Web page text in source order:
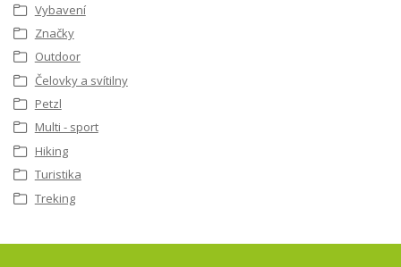
Vybavení
Značky
Outdoor
Čelovky a svítilny
Petzl
Multi - sport
Hiking
Turistika
Treking